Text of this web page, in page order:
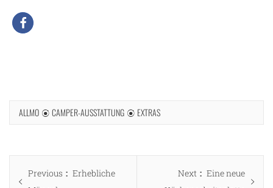
ALLMO CAMPER-AUSSTATTUNG EXTRAS
Beitragsnavigation
Previous
Previous
Erhebliche
Next
Next
Eine neue